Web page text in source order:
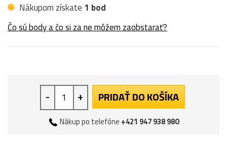
Nákupom získate 1 bod
Čo sú body a čo si za ne môžem zaobstarať?
- + PRIDAŤ DO KOŠÍKA
Nákup po telefóne +421 947 938 980